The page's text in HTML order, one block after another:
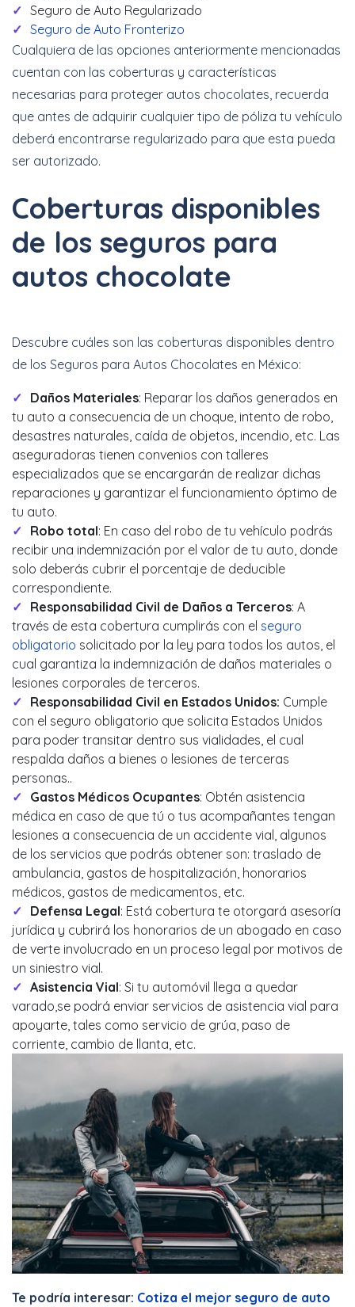
Seguro de Auto Regularizado
Seguro de Auto Fronterizo
Cualquiera de las opciones anteriormente mencionadas
cuentan con las coberturas y características
necesarias para proteger autos chocolates, recuerda
que antes de adquirir cualquier tipo de póliza tu vehículo
deberá encontrarse regularizado para que esta pueda
ser autorizado.
Coberturas disponibles
de los seguros para
autos chocolate
Descubre cuáles son las coberturas disponibles dentro
de los Seguros para Autos Chocolates en México:
Daños Materiales: Reparar los daños generados en
tu auto a consecuencia de un choque, intento de robo,
desastres naturales, caída de objetos, incendio, etc. Las
aseguradoras tienen convenios con talleres
especializados que se encargarán de realizar dichas
reparaciones y garantizar el funcionamiento óptimo de
tu auto.
Robo total: En caso del robo de tu vehículo podrás
recibir una indemnización por el valor de tu auto, donde
solo deberás cubrir el porcentaje de deducible
correspondiente.
Responsabilidad Civil de Daños a Terceros: A
través de esta cobertura cumplirás con el seguro
obligatorio solicitado por la ley para todos los autos, el
cual garantiza la indemnización de daños materiales o
lesiones corporales de terceros.
Responsabilidad Civil en Estados Unidos: Cumple
con el seguro obligatorio que solicita Estados Unidos
para poder transitar dentro sus vialidades, el cual
respalda daños a bienes o lesiones de terceras
personas..
Gastos Médicos Ocupantes: Obtén asistencia
médica en caso de que tú o tus acompañantes tengan
lesiones a consecuencia de un accidente vial, algunos
de los servicios que podrás obtener son: traslado de
ambulancia, gastos de hospitalización, honorarios
médicos, gastos de medicamentos, etc.
Defensa Legal: Está cobertura te otorgará asesoría
jurídica y cubrirá los honorarios de un abogado en caso
de verte involucrado en un proceso legal por motivos de
un siniestro vial.
Asistencia Vial: Si tu automóvil llega a quedar
varado,se podrá enviar servicios de asistencia vial para
apoyarte, tales como servicio de grúa, paso de
corriente, cambio de llanta, etc.
Te podría interesar: Cotiza el mejor seguro de auto